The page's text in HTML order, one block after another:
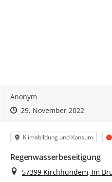
Anonym
Zeitpunkt des Erstellens
Zeitpunkt des Erstellens
29. November 2022Zur
Kategorie
Klimabildung und Konsum
Regenwasserbeseitigung
Ort
57399 Kirchhundem, Im